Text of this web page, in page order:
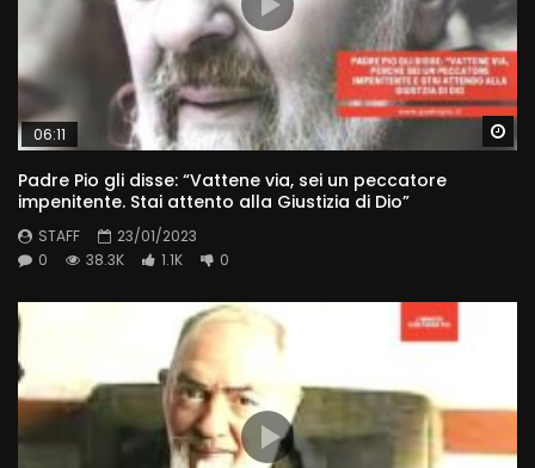
06:11
Padre Pio gli disse: “Vattene via, sei un peccatore
impenitente. Stai attento alla Giustizia di Dio”
STAFF
23/01/2023
0
38.3K 1.1K 0